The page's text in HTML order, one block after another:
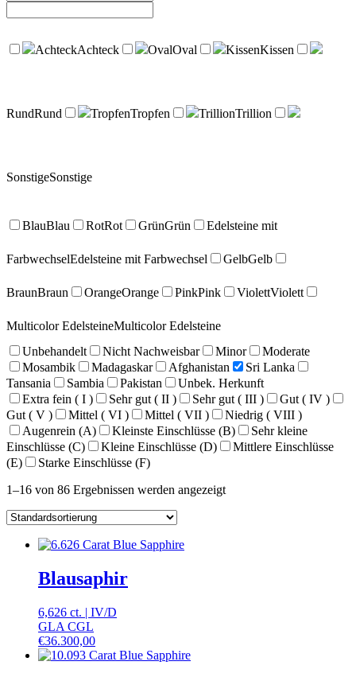
AchteckAchteck OvalOval KissenKissen
RundRund TropfenTropfen TrillionTrillion
SonstigeSonstige
BlauBlau RotRot GrünGrün Edelsteine mit
FarbwechselEdelsteine mit Farbwechsel GelbGelb
BraunBraun OrangeOrange PinkPink ViolettViolett
Multicolor EdelsteineMulticolor Edelsteine
Unbehandelt
Nicht Nachweisbar Minor
Moderate
Mosambik
Madagaskar Afghanistan
Sri Lanka
Tansania
Sambia Pakistan
Unbek. Herkunft
Extra fein ( I )
Sehr gut ( II ) Sehr gut ( III )
Gut ( IV )
Gut ( V )
Mittel ( VI ) Mittel ( VII )
Niedrig ( VIII )
Augenrein (A)
Kleinste Einschlüsse (B)
Sehr kleine
Einschlüsse (C)
Kleine Einschlüsse (D)
Mittlere Einschlüsse
(E)
Starke Einschlüsse (F)
1–16 von 86 Ergebnissen werden angezeigt
Blausaphir
6,626 ct. | IV/D
GLA CGL
€36.300,00